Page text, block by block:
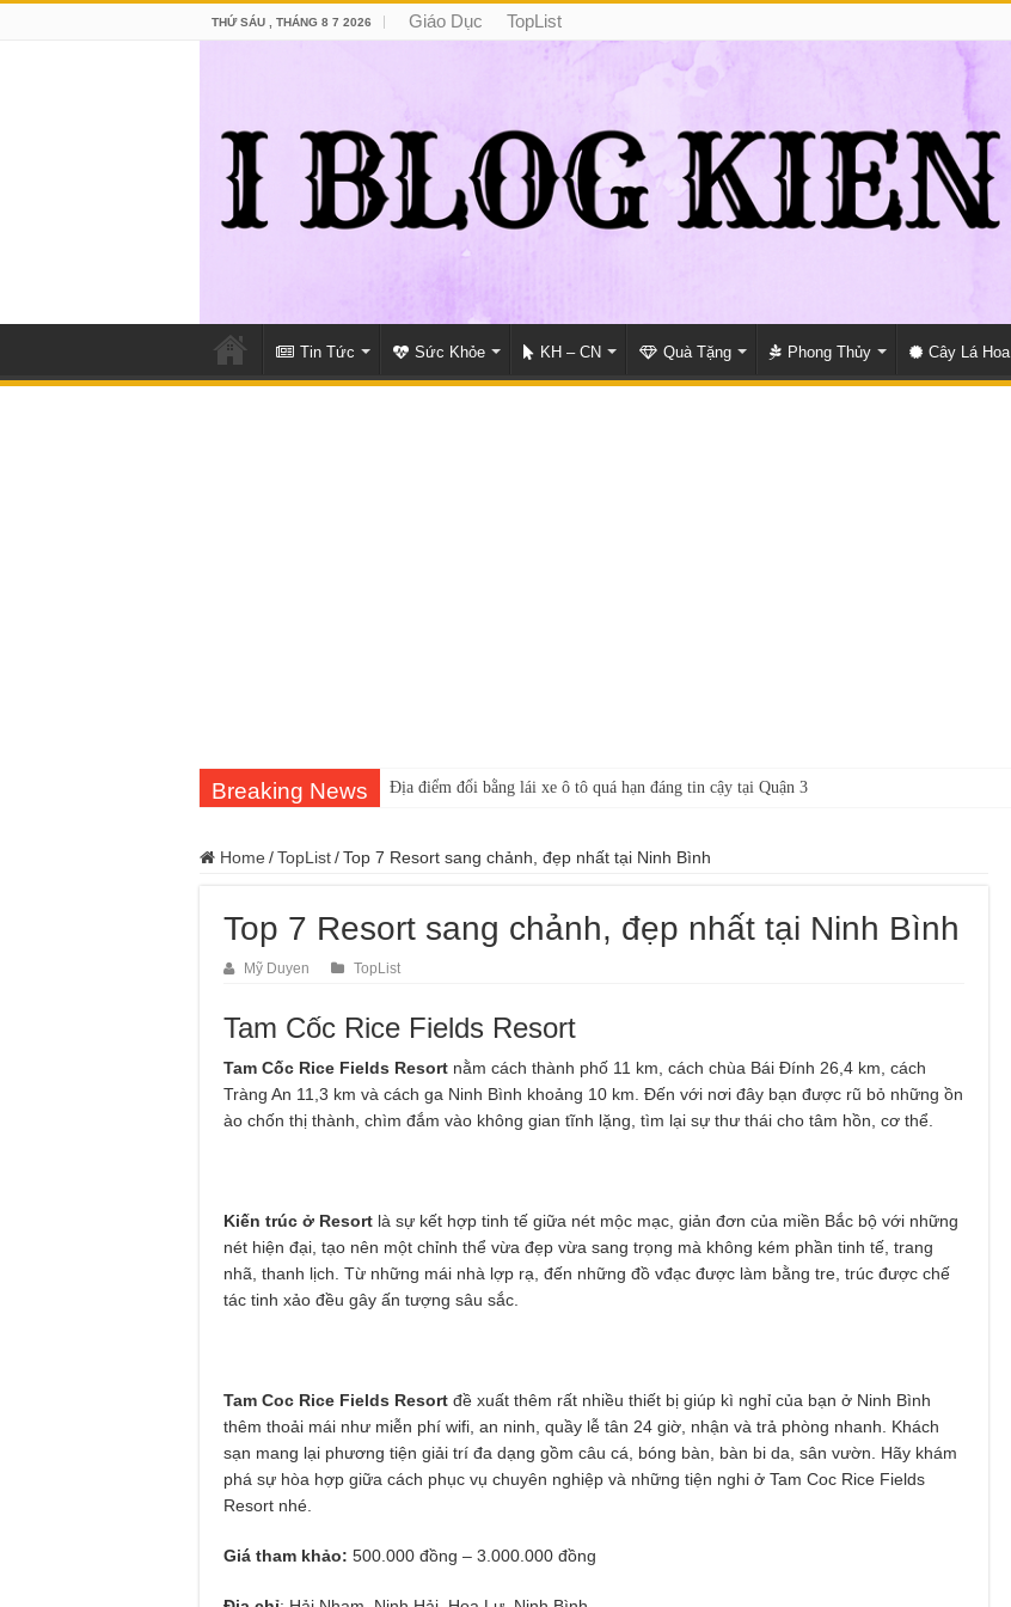
THỨ SÁU , THÁNG 8 7 2026 Giáo Dục TopList
Tin Tức Sức Khỏe KH – CN Quà Tặng Phong Thủy Cây Lá Hoa
Breaking News Địa điểm đổi bằng lái xe ô tô quá hạn đáng tin cậy tại Quận 3
Home /TopList/Top 7 Resort sang chảnh, đẹp nhất tại Ninh Bình
Top 7 Resort sang chảnh, đẹp nhất tại Ninh Bình
Mỹ Duyen TopList
Tam Cốc Rice Fields Resort
Tam Cốc Rice Fields Resort nằm cách thành phố 11 km, cách chùa Bái Đính 26,4 km, cách
Tràng An 11,3 km và cách ga Ninh Bình khoảng 10 km. Đến với nơi đây bạn được rũ bỏ những ồn
ào chốn thị thành, chìm đắm vào không gian tĩnh lặng, tìm lại sự thư thái cho tâm hồn, cơ thể.
Kiến trúc ở Resort là sự kết hợp tinh tế giữa nét mộc mạc, giản đơn của miền Bắc bộ với những
nét hiện đại, tạo nên một chỉnh thể vừa đẹp vừa sang trọng mà không kém phần tinh tế, trang
nhã, thanh lịch. Từ những mái nhà lợp rạ, đến những đồ vđạc được làm bằng tre, trúc được chế
tác tinh xảo đều gây ấn tượng sâu sắc.
Tam Coc Rice Fields Resort đề xuất thêm rất nhiều thiết bị giúp kì nghỉ của bạn ở Ninh Bình
thêm thoải mái như miễn phí wifi, an ninh, quầy lễ tân 24 giờ, nhận và trả phòng nhanh. Khách
sạn mang lại phương tiện giải trí đa dạng gồm câu cá, bóng bàn, bàn bi da, sân vườn. Hãy khám
phá sự hòa hợp giữa cách phục vụ chuyên nghiệp và những tiện nghi ở Tam Coc Rice Fields
Resort nhé.
Giá tham khảo: 500.000 đồng – 3.000.000 đồng